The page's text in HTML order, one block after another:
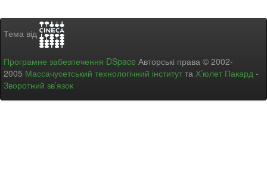
Тема від
Програмне забезпечення DSpace Авторські права © 2002-
2005 Массачусетський технологічний інститут та Х’юлет Пакард -
Зворотний зв’язок